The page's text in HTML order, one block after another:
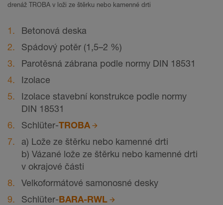
drenáž TROBA v loži ze štěrku nebo kamenné drti
Betonová deska
Spádový potěr (1,5–2 %)
Parotěsná zábrana podle normy DIN 18531
Izolace
Izolace stavební konstrukce podle normy
DIN 18531
Schlüter-TROBA
a) Lože ze štěrku nebo kamenné drti
b) Vázané lože ze štěrku nebo kamenné drti
v okrajové části
Velkoformátové samonosné desky
Schlüter-BARA-RWL